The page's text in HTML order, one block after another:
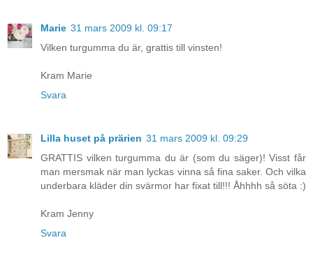
Marie 31 mars 2009 kl. 09:17
Vilken turgumma du är, grattis till vinsten!
Kram Marie
Svara
Lilla huset på prärien 31 mars 2009 kl. 09:29
GRATTIS vilken turgumma du är (som du säger)! Visst får
man mersmak när man lyckas vinna så fina saker. Och vilka
underbara kläder din svärmor har fixat till!!! Åhhhh så söta :)
Kram Jenny
Svara